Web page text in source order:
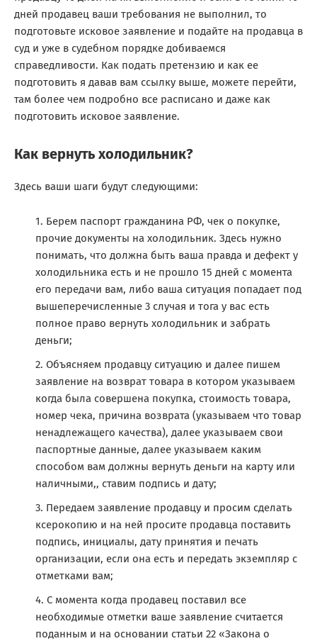
дней продавец ваши требования не выполнил, то
подготовьте исковое заявление и подайте на продавца в
суд и уже в судебном порядке добиваемся
справедливости. Как подать претензию и как ее
подготовить я давав вам ссылку выше, можете перейти,
там более чем подробно все расписано и даже как
подготовить исковое заявление.
Как вернуть холодильник?
Здесь ваши шаги будут следующими:
Берем паспорт гражданина РФ, чек о покупке,
прочие документы на холодильник. Здесь нужно
понимать, что должна быть ваша правда и дефект у
холодильника есть и не прошло 15 дней с момента
его передачи вам, либо ваша ситуация попадает под
вышеперечисленные 3 случая и тога у вас есть
полное право вернуть холодильник и забрать
деньги;
Объясняем продавцу ситуацию и далее пишем
заявление на возврат товара в котором указываем
когда была совершена покупка, стоимость товара,
номер чека, причина возврата (указываем что товар
ненадлежащего качества), далее указываем свои
паспортные данные, далее указываем каким
способом вам должны вернуть деньги на карту или
наличными,, ставим подпись и дату;
Передаем заявление продавцу и просим сделать
ксерокопию и на ней просите продавца поставить
подпись, инициалы, дату принятия и печать
организации, если она есть и передать экземпляр с
отметками вам;
С момента когда продавец поставил все
необходимые отметки ваше заявление считается
поданным и на основании статьи 22 «Закона о